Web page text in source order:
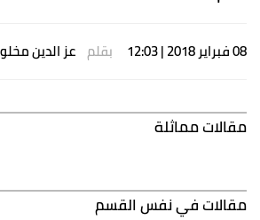
08 فبراير 2018 | 12:03 بقلم عز الدين
مقالات مماثلة
مقالات في نفس القسم